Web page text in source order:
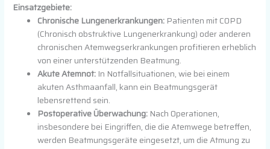
Einsatzgebiete:
Chronische Lungenerkrankungen: Patienten mit COPD
(Chronisch obstruktive Lungenerkrankung) oder anderen
chronischen Atemwegserkrankungen profitieren erheblich
von einer unterstützenden Beatmung.
Akute Atemnot: In Notfallsituationen, wie bei einem
akuten Asthmaanfall, kann ein Beatmungsgerät
lebensrettend sein.
Postoperative Überwachung: Nach Operationen,
insbesondere bei Eingriffen, die die Atemwege betreffen,
werden Beatmungsgeräte eingesetzt, um die Atmung zu